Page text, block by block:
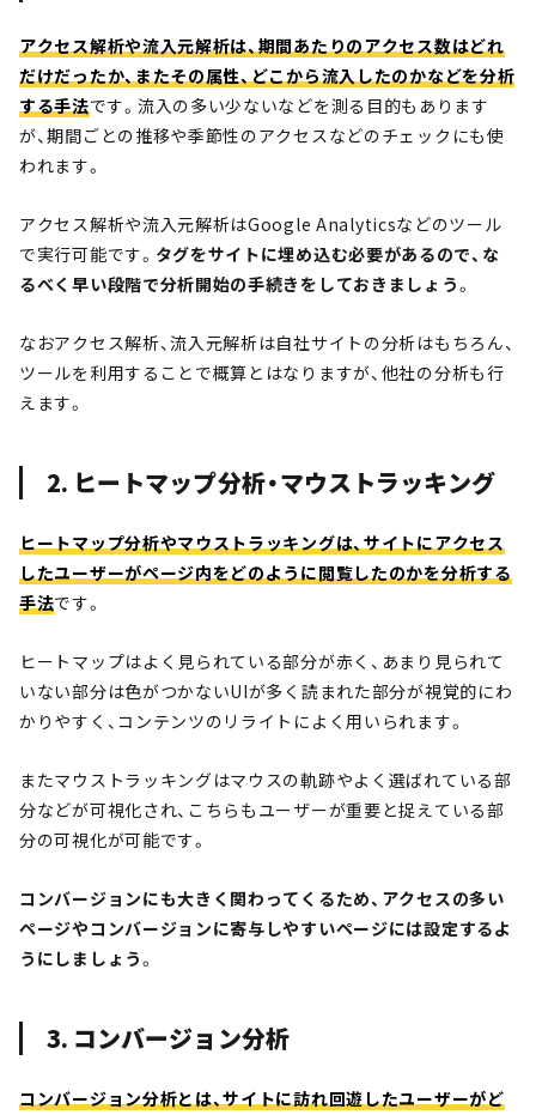
アクセス解析や流入元解析は、期間あたりのアクセス数はどれ
だけだったか、またその属性、どこから流入したのかなどを分析
する手法です。流入の多い少ないなどを測る目的もあります
が、期間ごとの推移や季節性のアクセスなどのチェックにも使
われます。
アクセス解析や流入元解析はGoogle Analyticsなどのツール
で実行可能です。 タグをサイトに埋め込む必要があるので、な
るべく早い段階で分析開始の手続きをしておきましょう。
なおアクセス解析、流入元解析は自社サイトの分析はもちろん、
ツールを利用することで概算とはなりますが、他社の分析も行
えます。
2. ヒートマップ分析・マウストラッキング
ヒートマップ分析やマウストラッキングは、サイトにアクセス
したユーザーがページ内をどのように閲覧したのかを分析する
手法です。
ヒートマップはよく見られている部分が赤く、あまり見られて
いない部分は色がつかないUIが多く読まれた部分が視覚的にわ
かりやすく、コンテンツのリライトによく用いられます。
またマウストラッキングはマウスの軌跡やよく選ばれている部
分などが可視化され、こちらもユーザーが重要と捉えている部
分の可視化が可能です。
コンバージョンにも大きく関わってくるため、アクセスの多い
ページやコンバージョンに寄与しやすいページには設定するよ
うにしましょう。
3. コンバージョン分析
コンバージョン分析とは、サイトに訪れ回遊したユーザーがど